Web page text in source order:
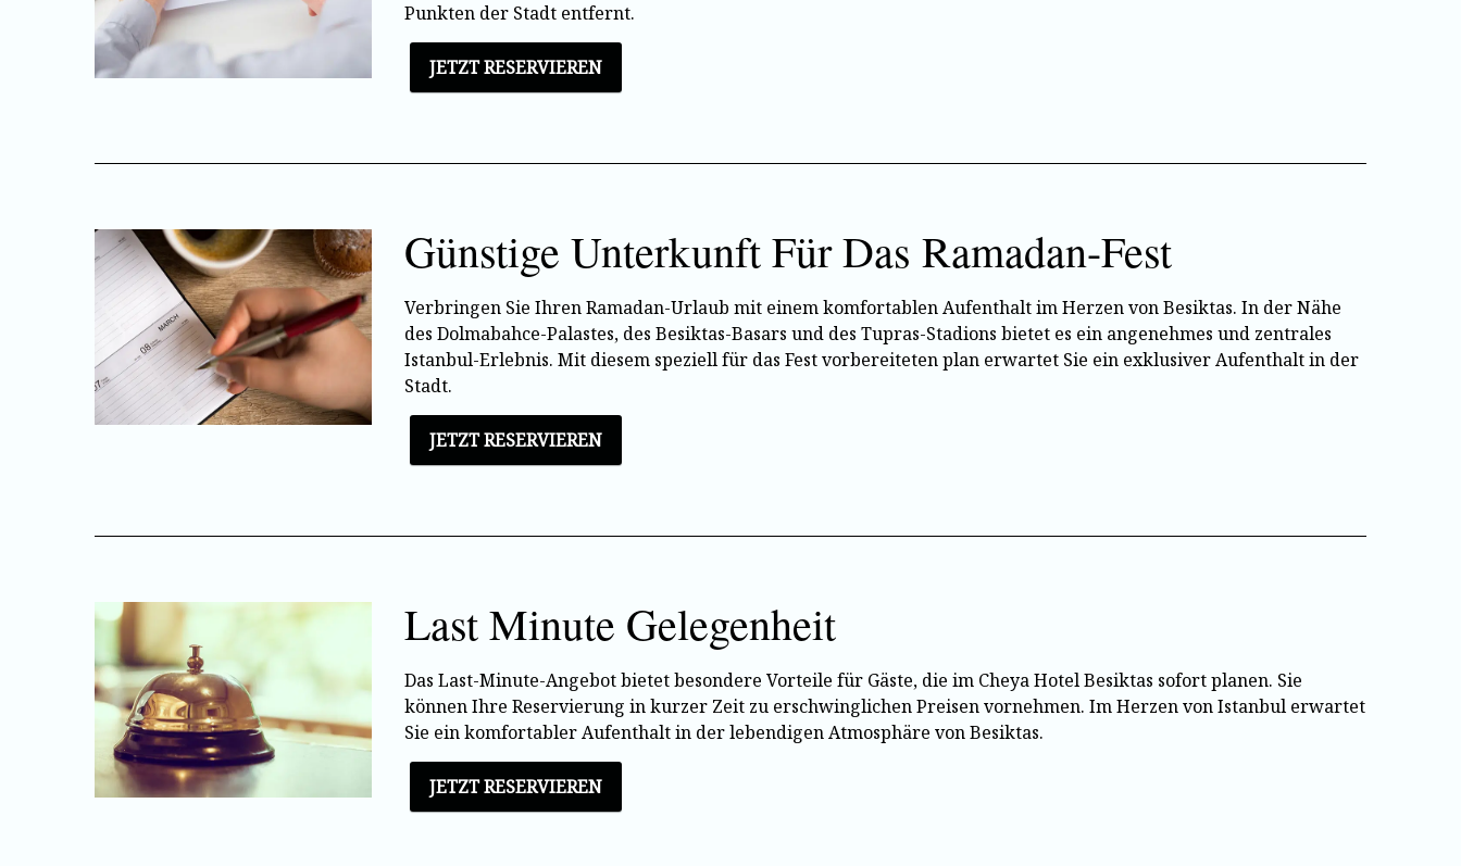
Punkten der Stadt entfernt.
JETZT RESERVIEREN
Günstige Unterkunft Für Das Ramadan-Fest
Verbringen Sie Ihren Ramadan-Urlaub mit einem komfortablen Aufenthalt im Herzen von Besiktas. In der Nähe
des Dolmabahce-Palastes, des Besiktas-Basars und des Tupras-Stadions bietet es ein angenehmes und zentrales
Istanbul-Erlebnis. Mit diesem speziell für das Fest vorbereiteten plan erwartet Sie ein exklusiver Aufenthalt in der
Stadt.
JETZT RESERVIEREN
Last Minute Gelegenheit
Das Last-Minute-Angebot bietet besondere Vorteile für Gäste, die im Cheya Hotel Besiktas sofort planen. Sie
können Ihre Reservierung in kurzer Zeit zu erschwinglichen Preisen vornehmen. Im Herzen von Istanbul erwartet
Sie ein komfortabler Aufenthalt in der lebendigen Atmosphäre von Besiktas.
JETZT RESERVIEREN